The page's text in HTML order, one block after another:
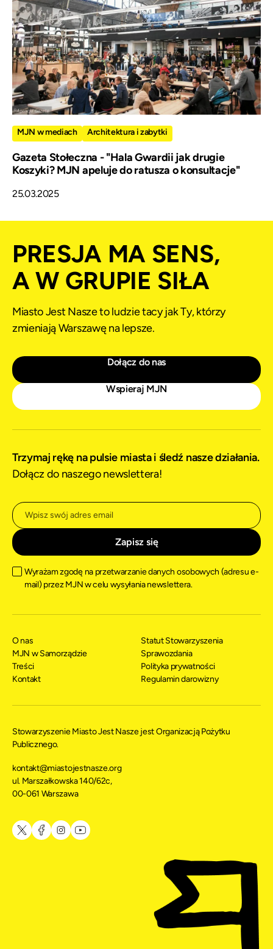
MJN w mediach Architektura i zabytki
Gazeta Stołeczna - "Hala Gwardii jak drugie
Koszyki? MJN apeluje do ratusza o konsultacje"
25.03.2025
PRESJA MA SENS,
A W GRUPIE SIŁA
Miasto Jest Nasze to ludzie tacy jak Ty, którzy
zmieniają Warszawę na lepsze.
Dołącz do nas
Wspieraj MJN
Trzymaj rękę na pulsie miasta i śledź nasze działania.
Dołącz do naszego newslettera!
Wyrażam zgodę na przetwarzanie danych osobowych (adresu e-
mail) przez MJN w celu wysyłania newslettera.
Stowarzyszenie Miasto Jest Nasze jest Organizacją Pożytku
Publicznego.
kontakt@miastojestnasze.org
ul. Marszałkowska 140/62c,
00-061 Warszawa
O nas
MJN w Samorządzie
Treści
Kontakt
Statut Stowarzyszenia
Sprawozdania
Polityka prywatności
Regulamin darowizny